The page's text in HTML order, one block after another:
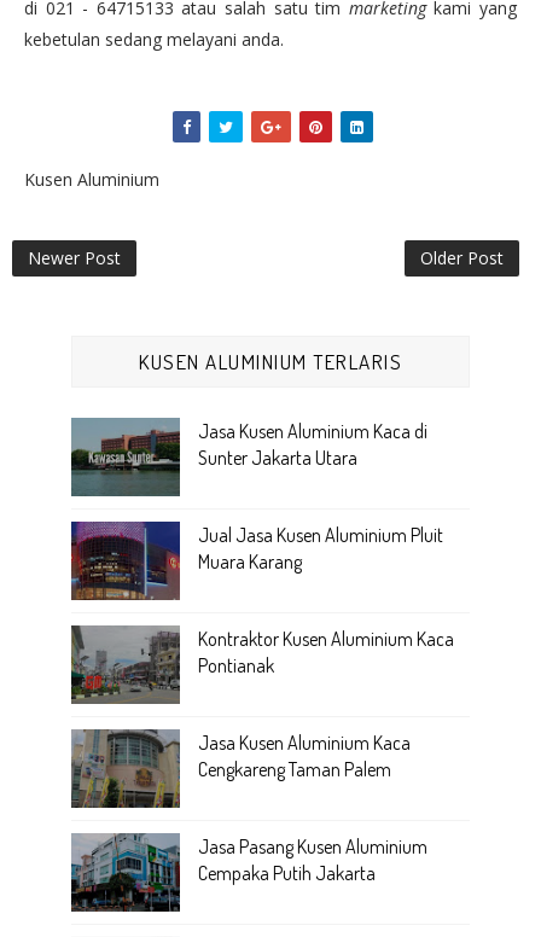
di 021 - 64715133 atau salah satu tim marketingkami yang
kebetulan sedang melayani anda.
Kusen Aluminium
Newer Post Older Post
KUSEN ALUMINIUM TERLARIS
Jasa Kusen Aluminium Kaca di
Sunter Jakarta Utara
Jual Jasa Kusen Aluminium Pluit
Muara Karang
Kontraktor Kusen Aluminium Kaca
Pontianak
Jasa Kusen Aluminium Kaca
Cengkareng Taman Palem
Jasa Pasang Kusen Aluminium
Cempaka Putih Jakarta